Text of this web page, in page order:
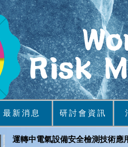
最新消息 研討會資訊
運轉中電氣設備安全檢測技術應